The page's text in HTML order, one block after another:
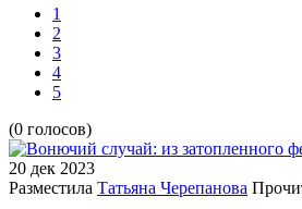
1
2
3
4
5
(0 голосов)
20 дек 2023
Разместила Татьяна Черепанова